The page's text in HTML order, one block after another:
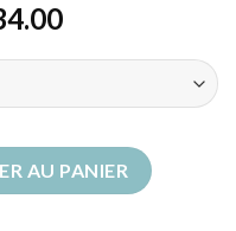
femme
AU PANIER